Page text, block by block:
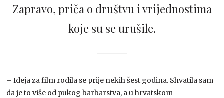
Zapravo, priča o društvu i vrijednostima
koje su se urušile.
– Ideja za film rodila se prije nekih šest godina. Shvatila sam
da je to više od pukog barbarstva, a u hrvatskom